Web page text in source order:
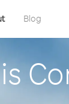
Blog